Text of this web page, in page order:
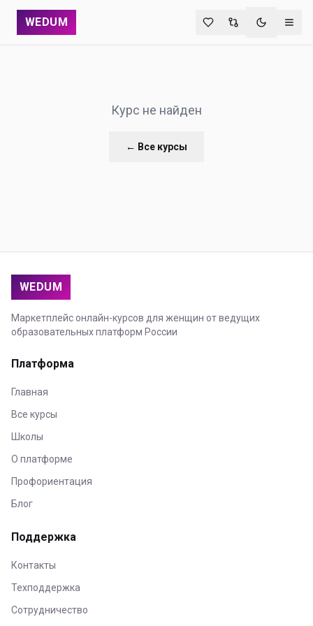
WEDUM
Курс не найден
← Все курсы
WEDUM
Маркетплейс онлайн-курсов для женщин от ведущих
образовательных платформ России
Платформа
Главная
Все курсы
Школы
О платформе
Профориентация
Блог
Поддержка
Контакты
Техподдержка
Сотрудничество